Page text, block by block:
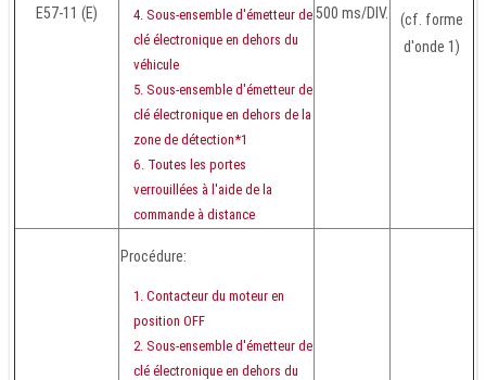
E57-11 (E)
Sous-ensemble d'émetteur de
clé électronique en dehors du
véhicule
Sous-ensemble d'émetteur de
clé électronique en dehors de la
zone de détection*1
Toutes les portes
verrouillées à l'aide de la
commande à distance
500 ms/DIV.
(cf. forme
d'onde 1)
Procédure:
Contacteur du moteur en
position OFF
Sous-ensemble d'émetteur de
clé électronique en dehors du